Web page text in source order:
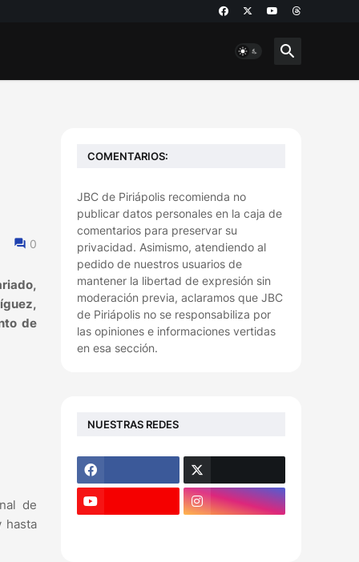
0
de
de
hasta
COMENTARIOS:
JBC de Piriápolis recomienda no
publicar datos personales en la caja de
comentarios para preservar su
privacidad. Asimismo, atendiendo al
pedido de nuestros usuarios de
mantener la libertad de expresión sin
moderación previa, aclaramos que JBC
de Piriápolis no se responsabiliza por
las opiniones e informaciones vertidas
en esa sección.
NUESTRAS REDES